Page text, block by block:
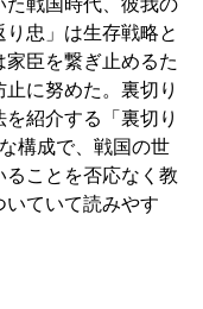
た戦国時代、彼我の
忠」は生存戦略と
家臣を繋ぎ止めるた
に努めた。裏切り
紹介する「裏切り
構成で、戦国の世
ことを否応なく教
いていて読みやす